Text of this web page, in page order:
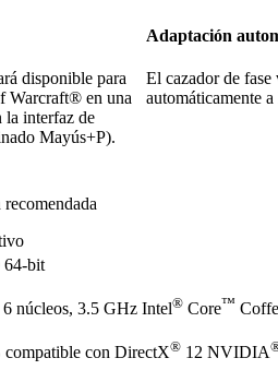
disponible para
Warcraft® en una
la interfaz de
Mayús+P).
Adaptación
El cazador de fase
automáticamente
64-bit
6 núcleos, 3.5 GHz Intel® Core™
con DirectX® 12 NVIDIA